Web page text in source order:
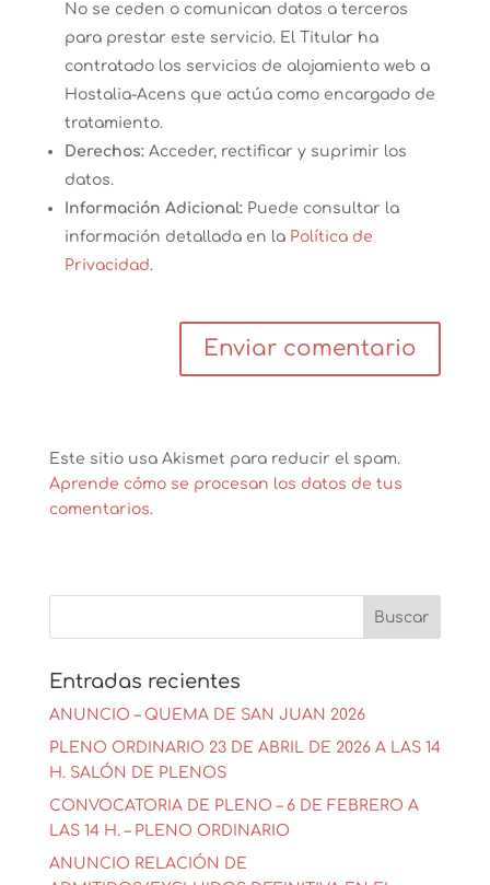
No se ceden o comunican datos a terceros
para prestar este servicio. El Titular ha
contratado los servicios de alojamiento web a
Hostalia-Acens que actúa como encargado de
tratamiento.
Derechos:Acceder, rectificar y suprimir los
datos.
Información Adicional:Puede consultar la
información detallada en la Política de
Privacidad.
Este sitio usa Akismet para reducir el spam.
Aprende cómo se procesan los datos de tus
comentarios.
Entradas recientes
ANUNCIO – QUEMA DE SAN JUAN 2026
PLENO ORDINARIO 23 DE ABRIL DE 2026 A LAS 14
H. SALÓN DE PLENOS
CONVOCATORIA DE PLENO – 6 DE FEBRERO A
LAS 14 H. – PLENO ORDINARIO
ANUNCIO RELACIÓN DE